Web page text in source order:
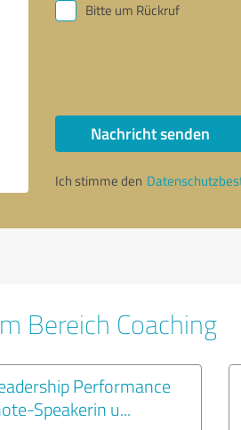
Bitte um Rückruf
Nachricht senden
Ich stimme den
Bereich Coaching
Performance
Speakerin u...